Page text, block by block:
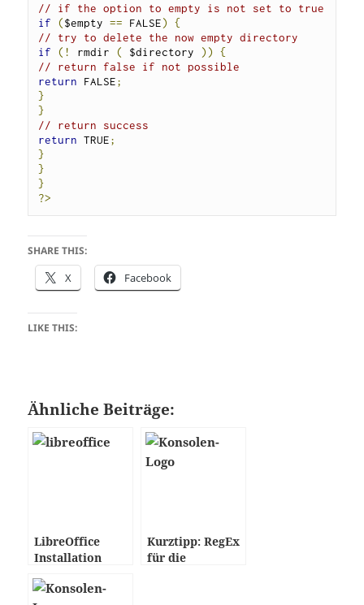
// if the option to empty is not set to true
if
($empty == FALSE)
{
// try to delete the now empty directory
if
(! rmdir ( $directory ))
{
// return false if not possible
return FALSE;
}
}
// return success
return TRUE;
}
}
}
?>
SHARE THIS:
X Facebook
LIKE THIS:
Ähnliche Beiträge:
LibreOffice
Installation
Ubuntu
Kurztipp: RegEx
für die